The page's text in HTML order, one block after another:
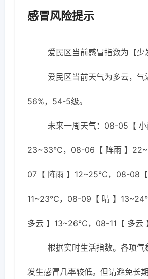
感冒风险提示
爱民区当前感冒指数为【少
爱民区当前天气为多云，
56%，54-5级。
未来一周天气：08-05【 小
23~33℃，08-06【 阵雨 】
07【 阵雨 】12~25℃，08-08【
11~23℃，08-09【 晴 】
多云 】13~26℃，08-11【 多云
根据实时生活指数。各项气
发生感冒几率较低。但请避免长